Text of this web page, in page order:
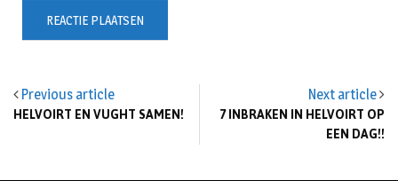
Previous article
HELVOIRT EN VUGHT SAMEN!
Next article
7 INBRAKEN IN HELVOIRT OP
EEN DAG!!